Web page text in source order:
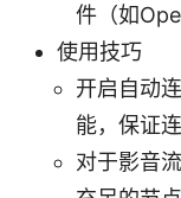
件（如
使用技巧
开启自动
能，保证
对于影音